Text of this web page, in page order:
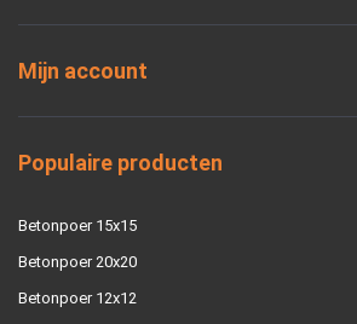
Mijn account
Populaire producten
Betonpoer 15x15
Betonpoer 20x20
Betonpoer 12x12